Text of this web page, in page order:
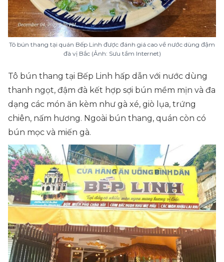
Tô bún thang tại quán Bếp Linh được đánh giá cao về nước dùng đậm
đà vị Bắc (Ảnh: Sưu tầm Internet)
Tô bún thang tại Bếp Linh hấp dẫn với nước dùng
thanh ngọt, đậm đà kết hợp sợi bún mềm mịn và đa
dạng các món ăn kèm như gà xé, giò lụa, trứng
chiên, nấm hương. Ngoài bún thang, quán còn có
bún mọc và miến gà.